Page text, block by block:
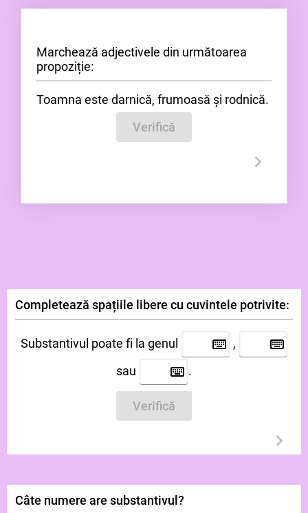
Marchează adjectivele din următoarea
propoziție:
Toamna este darnică, frumoasă și rodnică.
Verifică
Completează spațiile libere cu cuvintele potrivite:
Substantivul poate fi la genul
,
sau
.
Verifică
Câte numere are substantivul?